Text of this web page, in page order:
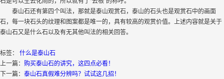
泰山石还有第四个叫法，那就是泰山观赏石，泰山的石头也是观赏石中的画面
石，每一块石头的纹理和图案都是唯一的，具有较高的观赏价值。上述内容就是关于
泰山石又是什么石以及有无其他叫法的相关回答。
标签： 什么是泰山石
上一篇： 购买泰山石的讲究，这四点必看！
下一篇： 泰山石真假难分辨吗？试试这几招！